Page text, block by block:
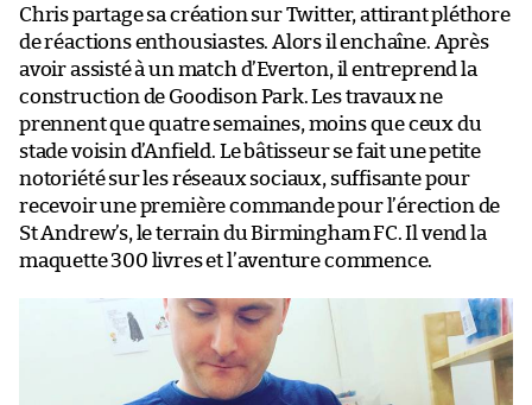
Chris partage sa création sur Twitter, attirant pléthore
de réactions enthousiastes. Alors il enchaîne. Après
avoir assisté à un match d’Everton, il entreprend la
construction de Goodison Park. Les travaux ne
prennent que quatre semaines, moins que ceux du
stade voisin d’Anfield. Le bâtisseur se fait une petite
notoriété sur les réseaux sociaux, suffisante pour
recevoir une première commande pour l’érection de
St Andrew’s, le terrain du Birmingham FC. Il vend la
maquette 300 livres et l’aventure commence.